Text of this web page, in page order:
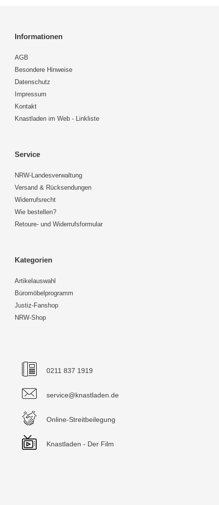
Informationen
AGB
Besondere Hinweise
Datenschutz
Impressum
Kontakt
Knastladen im Web - Linkliste
Service
NRW-Landesverwaltung
Versand & Rücksendungen
Widerrufsrecht
Wie bestellen?
Retoure- und Widerrufsformular
Kategorien
Artikelauswahl
Büromöbelprogramm
Justiz-Fanshop
NRW-Shop
0211 837 1919
service@knastladen.de
Online-Streitbeilegung
Knastladen - Der Film